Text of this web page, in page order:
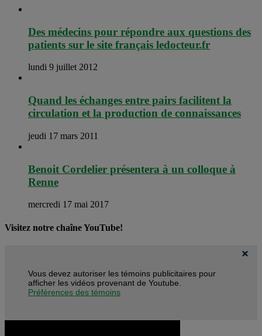
Des médecins pour répondre aux questions des
patients sur le site français ledocteur.fr
lundi 9 juillet 2012
Quand les échanges entre pairs facilitent la
circulation et la production de connaissances
jeudi 17 mars 2011
Benoit Cordelier présentera à un colloque à
Renne
mercredi 17 mai 2017
Visitez notre chaîne YouTube!
Vous devez autoriser les témoins publicitaires pour
afficher les vidéos provenant de Youtube.
Préférences des témoins